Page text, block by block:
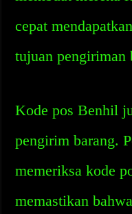
cepat
tujuan pengiriman
Kode pos Benhil
pengirim barang.
memeriksa kode
memastikan